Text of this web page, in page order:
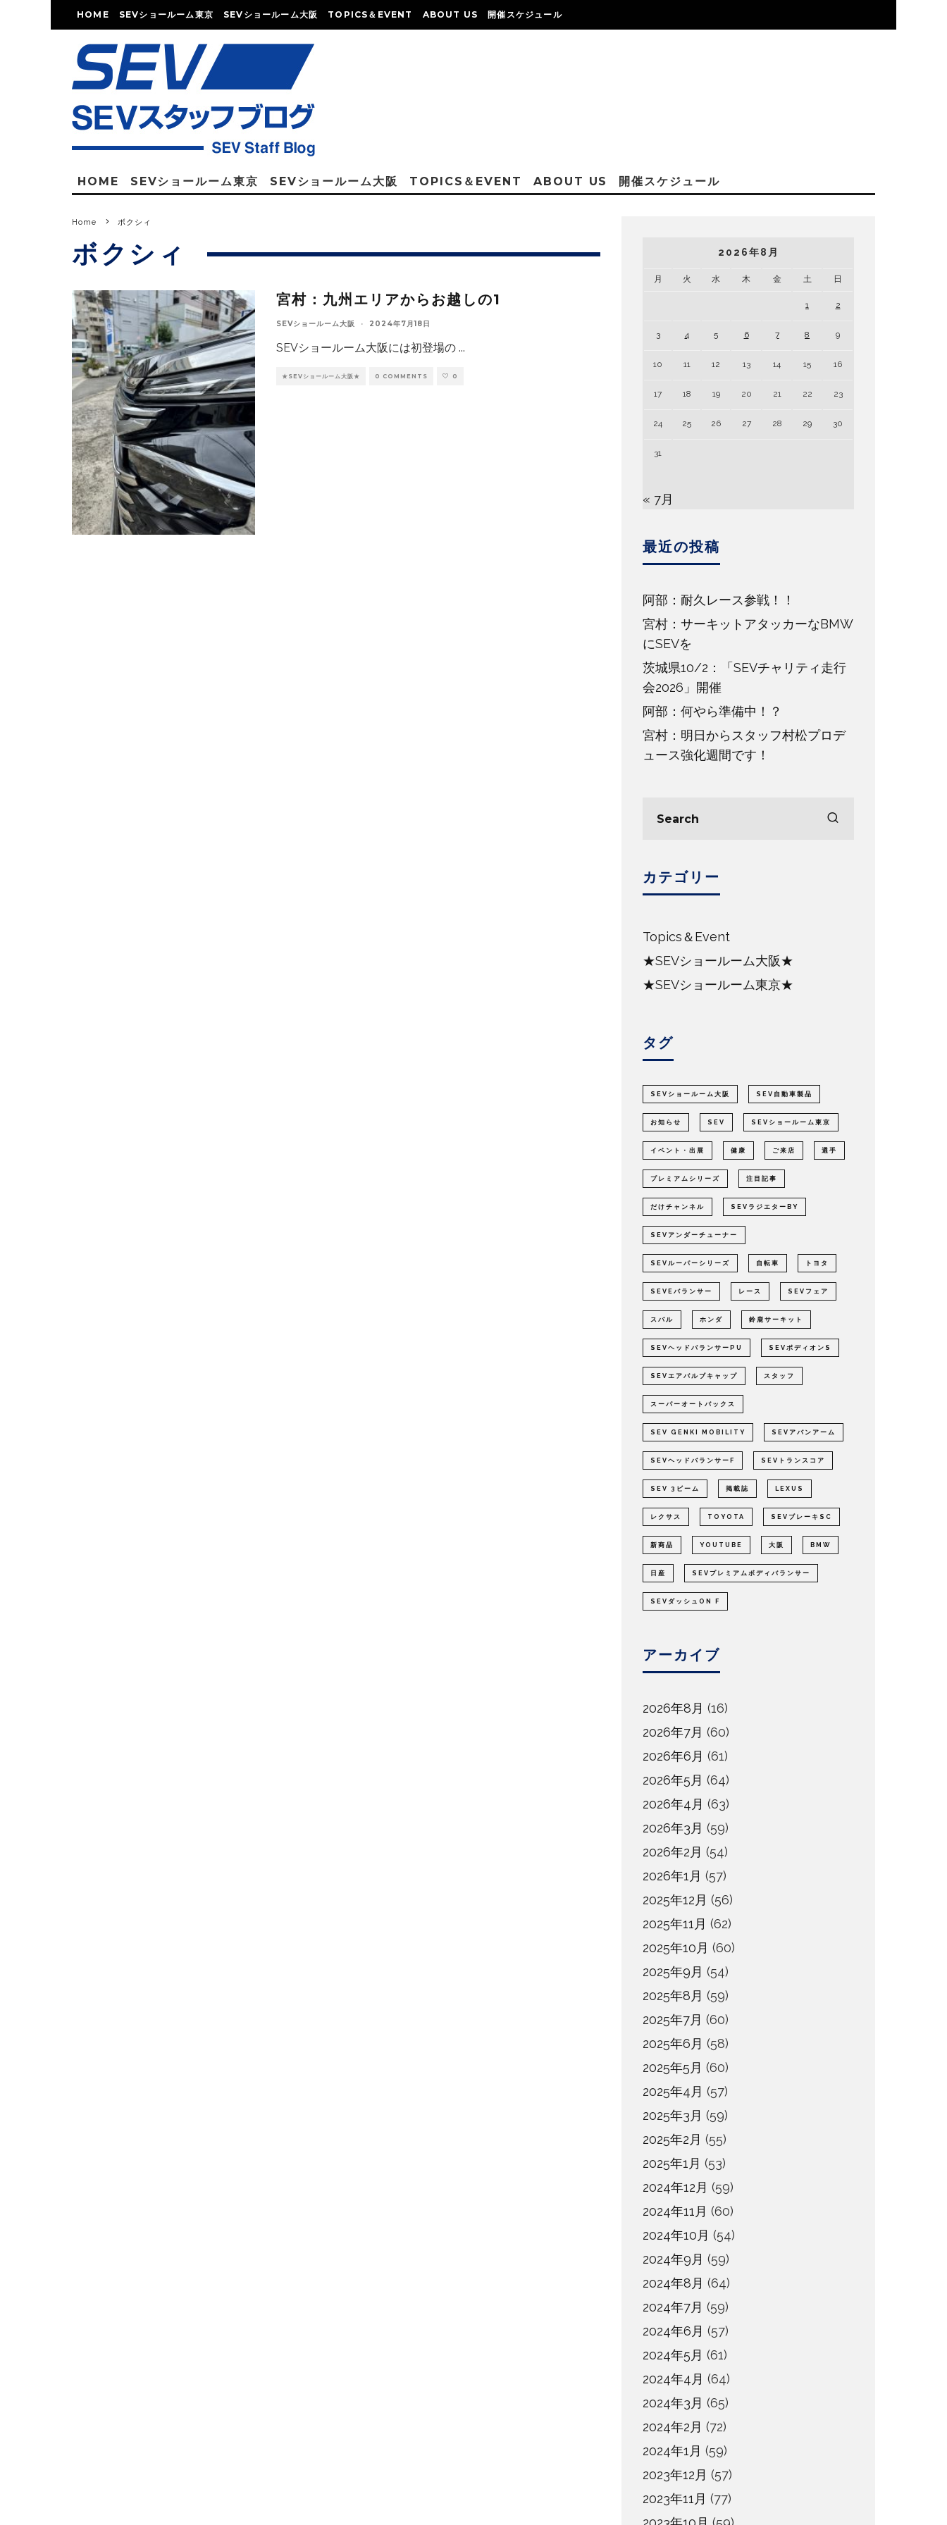
HOME SEVショールーム東京 SEVショールーム大阪 TOPICS＆EVENT ABOUT US 開催スケジュール
HOME SEVショールーム東京 SEVショールーム大阪 TOPICS＆EVENT ABOUT US 開催スケジュール
Home ボクシィ
ボクシィ
宮村：九州エリアからお越しの1
SEVショールーム大阪 · 2024年7月18日
SEVショールーム大阪には初登場の ...
★SEVショールーム大阪★ 0 COMMENTS 0
2026年8月
月 火 水 木 金 土 日
1 2
3 4 5 6 7 8 9
10 11 12 13 14 15 16
17 18 19 20 21 22 23
24 25 26 27 28 29 30
31
« 7月
最近の投稿
阿部：耐久レース参戦！！
宮村：サーキットアタッカーなBMW
にSEVを
茨城県10/2：「SEVチャリティ走行
会2026」開催
阿部：何やら準備中！？
宮村：明日からスタッフ村松プロデ
ュース強化週間です！
カテゴリー
Topics＆Event
★SEVショールーム大阪★
★SEVショールーム東京★
タグ
SEVショールーム大阪 SEV自動車製品
お知らせ SEV SEVショールーム東京
イベント・出展 健康 ご来店 選手
プレミアムシリーズ 注目記事
だけチャンネル SEVラジエターBY
SEVアンダーチューナー
SEVルーパーシリーズ 自転車 トヨタ
SEVEバランサー レース SEVフェア
スバル ホンダ 鈴鹿サーキット
SEVヘッドバランサーPU SEVボディオンS
SEVエアバルブキャップ スタッフ
スーパーオートバックス
SEV GENKI MOBILITY SEVアバンアーム
SEVヘッドバランサーF SEVトランスコア
SEV 3ビーム 掲載誌 LEXUS
レクサス TOYOTA SEVブレーキSC
新商品 YOUTUBE 大阪 BMW
日産 SEVプレミアムボディバランサー
SEVダッシュON F
アーカイブ
2026年8月 (16)
2026年7月 (60)
2026年6月 (61)
2026年5月 (64)
2026年4月 (63)
2026年3月 (59)
2026年2月 (54)
2026年1月 (57)
2025年12月 (56)
2025年11月 (62)
2025年10月 (60)
2025年9月 (54)
2025年8月 (59)
2025年7月 (60)
2025年6月 (58)
2025年5月 (60)
2025年4月 (57)
2025年3月 (59)
2025年2月 (55)
2025年1月 (53)
2024年12月 (59)
2024年11月 (60)
2024年10月 (54)
2024年9月 (59)
2024年8月 (64)
2024年7月 (59)
2024年6月 (57)
2024年5月 (61)
2024年4月 (64)
2024年3月 (65)
2024年2月 (72)
2024年1月 (59)
2023年12月 (57)
2023年11月 (77)